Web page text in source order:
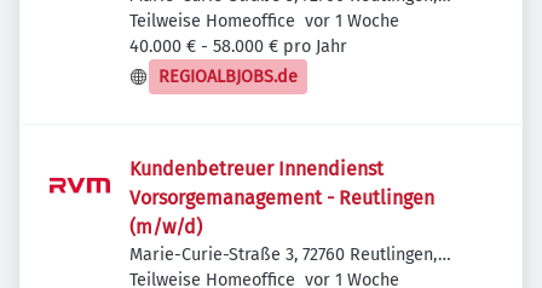
Deutschland
Teilweise Homeoffice Veröffentlicht
vor 1 Woche
40.000 € - 58.000 € pro Jahr
REGIOALBJOBS.de
Kundenbetreuer Innendienst
Vorsorgemanagement - Reutlingen
(m/w/d)
Marie-Curie-Straße 3, 72760 Reutlingen,
Deutschland
Teilweise Homeoffice Veröffentlicht
vor 1 Woche